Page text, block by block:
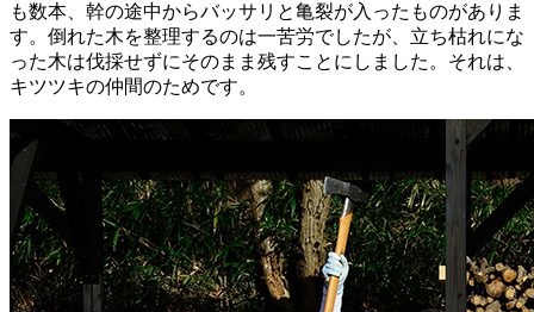
も数本、幹の途中からバッサリと亀裂が入ったものがありま
す。倒れた木を整理するのは一苦労でしたが、立ち枯れにな
った木は伐採せずにそのまま残すことにしました。それは、
キツツキの仲間のためです。